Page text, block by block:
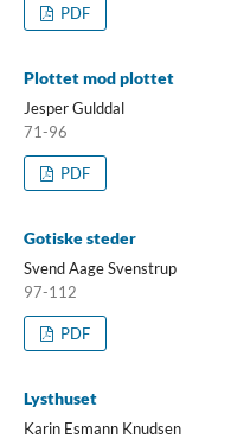
PDF
Plottet mod plottet
Jesper Gulddal
71-96
PDF
Gotiske steder
Svend Aage Svenstrup
97-112
PDF
Lysthuset
Karin Esmann Knudsen